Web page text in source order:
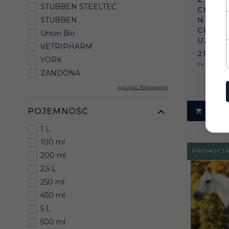
STUBBEN STEELTEC
STUBBEN
Union Bio
VETRIPHARM
YORK
ZANDONA
wyczyść filtrowanie
POJEMNOŚĆ
1 L
100 ml
200 ml
2,5 L
250 ml
450 ml
5 L
500 ml
216,
PROMOCJA